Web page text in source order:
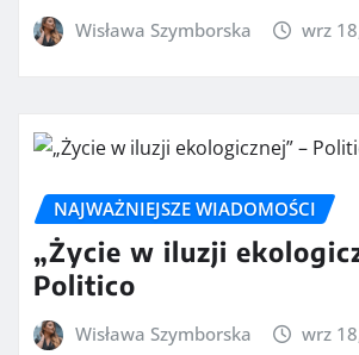
Wisława Szymborska wrz
NAJWAŻNIEJSZE WIADOMOŚCI
„Życie w iluzji
Politico
Wisława Szymborska wrz